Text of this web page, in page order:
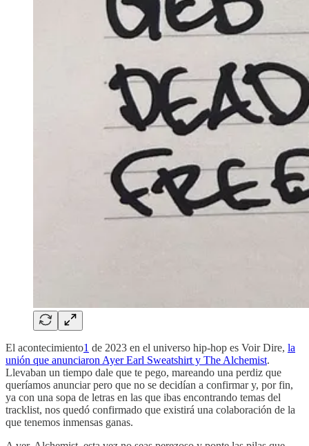
El acontecimiento1 de 2023 en el universo hip-hop es Voir Dire, la
unión que anunciaron Ayer Earl Sweatshirt y The Alchemist.
Llevaban un tiempo dale que te pego, mareando una perdiz que
queríamos anunciar pero que no se decidían a confirmar y, por fin,
ya con una sopa de letras en las que ibas encontrando temas del
tracklist, nos quedó confirmado que existirá una colaboración de la
que tenemos inmensas ganas.